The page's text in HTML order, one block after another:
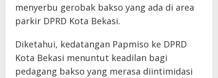
menyerbu gerobak bakso yang ada di area
parkir DPRD Kota Bekasi.
Diketahui, kedatangan Papmiso ke DPRD
Kota Bekasi menuntut keadilan bagi
pedagang bakso yang merasa diintimidasi